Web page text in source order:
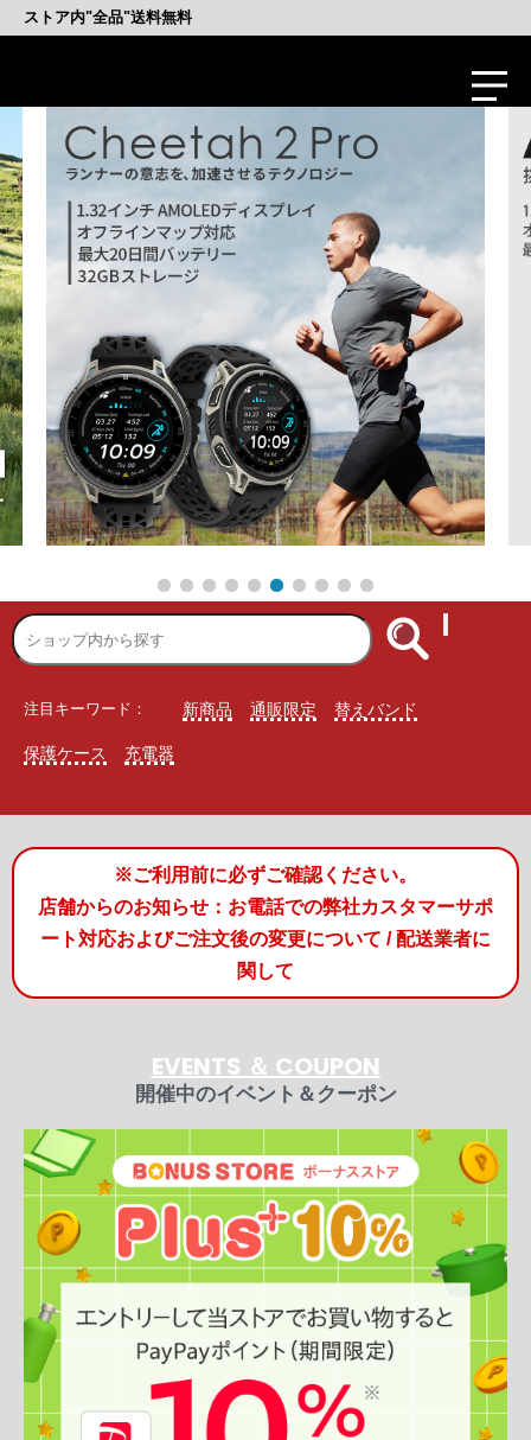
ストア内"全品"送料無料
注目キーワード： 新商品 通販限定 替えバンド
保護ケース 充電器
※ご利用前に必ずご確認ください。
店舗からのお知らせ：お電話での弊社カスタマーサポ
ート対応およびご注文後の変更について / 配送業者に
関して
EVENTS ＆ COUPON
開催中のイベント＆クーポン